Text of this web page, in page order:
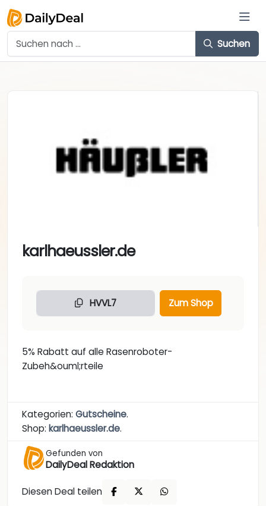
Suchen
karlhaeussler.de
HVVL7 Zum Shop
5% Rabatt auf alle Rasenroboter-
Zubeh&ouml;rteile
Kategorien: Gutscheine.
Shop: karlhaeussler.de.
Gefunden von
DailyDeal Redaktion
Diesen Deal teilen